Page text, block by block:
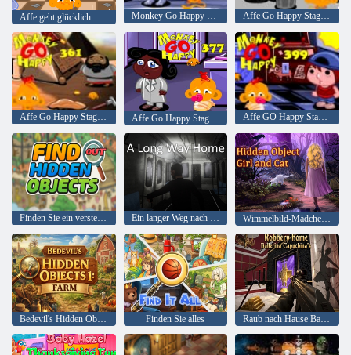
Affe geht glücklich Stufe 295 Monkey Go Happy Stage 343, Affe Go Happy Stage 347
Affe Go Happy Stage 361 Affe Go Happy Stage 377 Affe GO Happy Stage 399
Finden Sie ein verstecktes Objekt heraus Ein langer Weg nach Hause Wimmelbild-Mädchen und Katze
Bedevil's Hidden Objects 1: Bauernhof Finden Sie alles Raub nach Hause Ballerina Capuchina